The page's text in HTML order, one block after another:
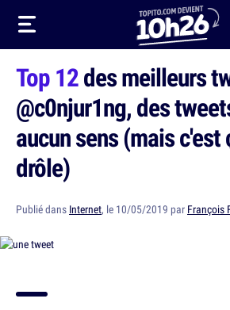
Top 12des meilleurs
@c0njur1ng, des
aucun sens (mais c'est
drôle)
Publié dans Internet, le 10/05/2019 par François